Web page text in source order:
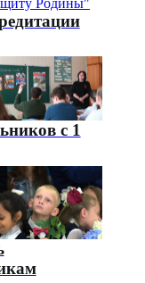
с 1